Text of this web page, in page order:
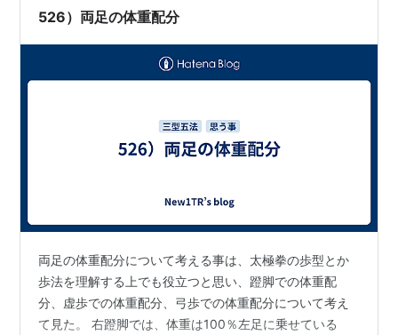
526）両足の体重配分
両足の体重配分について考える事は、太極拳の歩型とか
歩法を理解する上でも役立つと思い、蹬脚での体重配
分、虚歩での体重配分、弓歩での体重配分について考え
て見た。 右蹬脚では、体重は100％左足に乗せている